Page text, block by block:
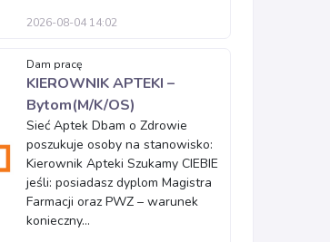
2026-08-04 14:02
Dam pracę
KIEROWNIK APTEKI –
Bytom(M/K/OS)
Sieć Aptek Dbam o Zdrowie
poszukuje osoby na stanowisko:
Kierownik Apteki Szukamy CIEBIE
jeśli: posiadasz dyplom Magistra
Farmacji oraz PWZ – warunek
konieczny...